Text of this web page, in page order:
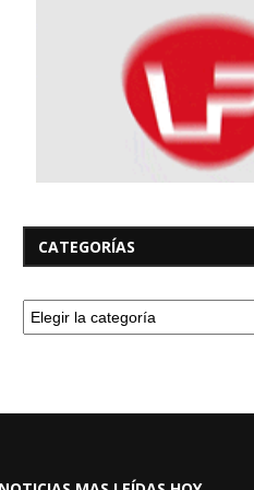
CATEGORÍAS